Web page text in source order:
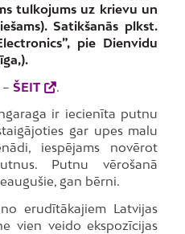
tulkojums uz krievu un
Satikšanās plkst.
pie Dienvidu
ŠEIT
.
ir iecienīta putnu
gar upes malu
iespējams novērot
Putnu vērošanā
gan bērni.
erudītākajiem Latvijas
vien veido ekspozīcijas